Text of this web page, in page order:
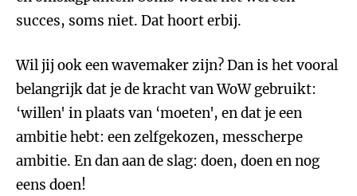
succes, soms niet. Dat hoort erbij.
Wil jij ook een wavemaker zijn? Dan is het vooral
belangrijk dat je de kracht van WoW gebruikt:
‘willen' in plaats van ‘moeten', en dat je een
ambitie hebt: een zelfgekozen, messcherpe
ambitie. En dan aan de slag: doen, doen en nog
eens doen!